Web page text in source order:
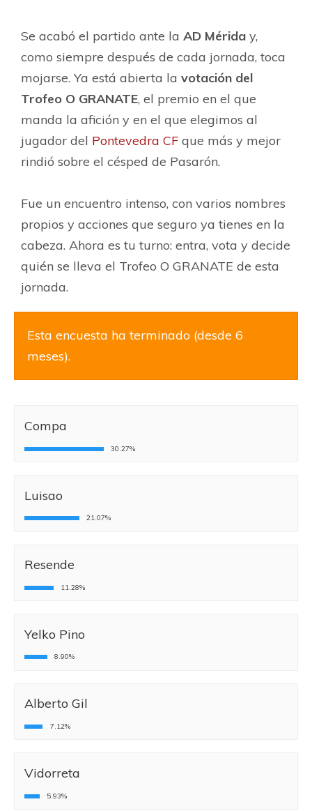
Se acabó el partido ante la AD Mérida y,
como siempre después de cada jornada, toca
mojarse. Ya está abierta la votación del
Trofeo O GRANATE, el premio en el que
manda la afición y en el que elegimos al
jugador del Pontevedra CF que más y mejor
rindió sobre el césped de Pasarón.
Fue un encuentro intenso, con varios nombres
propios y acciones que seguro ya tienes en la
cabeza. Ahora es tu turno: entra, vota y decide
quién se lleva el Trofeo O GRANATE de esta
jornada.
Esta encuesta ha terminado (desde 6
meses).
Compa
30.27%
Luisao
21.07%
Resende
11.28%
Yelko Pino
8.90%
Alberto Gil
7.12%
Vidorreta
5.93%